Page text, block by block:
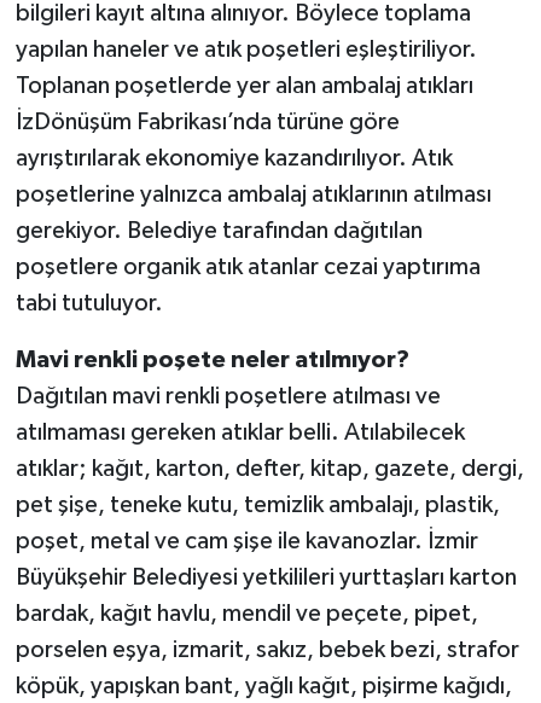
bilgileri kayıt altına alınıyor. Böylece toplama
yapılan haneler ve atık poşetleri eşleştiriliyor.
Toplanan poşetlerde yer alan ambalaj atıkları
İzDönüşüm Fabrikası’nda türüne göre
ayrıştırılarak ekonomiye kazandırılıyor. Atık
poşetlerine yalnızca ambalaj atıklarının atılması
gerekiyor. Belediye tarafından dağıtılan
poşetlere organik atık atanlar cezai yaptırıma
tabi tutuluyor.
Mavi renkli poşete neler atılmıyor?
Dağıtılan mavi renkli poşetlere atılması ve
atılmaması gereken atıklar belli. Atılabilecek
atıklar; kağıt, karton, defter, kitap, gazete, dergi,
pet şişe, teneke kutu, temizlik ambalajı, plastik,
poşet, metal ve cam şişe ile kavanozlar. İzmir
Büyükşehir Belediyesi yetkilileri yurttaşları karton
bardak, kağıt havlu, mendil ve peçete, pipet,
porselen eşya, izmarit, sakız, bebek bezi, strafor
köpük, yapışkan bant, yağlı kağıt, pişirme kağıdı,